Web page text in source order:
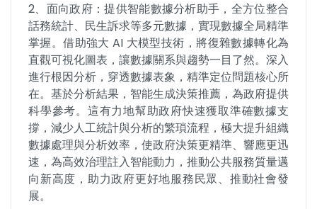
2、面向政府：提供智能數據分析助手，全方位整合
話務統計、民生訴求等多元數據，實現數據全局精準
掌握。借助強大 AI 大模型技術，將復雜數據轉化為
直觀可視化圖表，讓數據關系與趨勢一目了然。深入
進行根因分析，穿透數據表象，精準定位問題核心所
在。基於分析結果，智能生成決策推薦，為政府提供
科學參考。這有力地幫助政府快速獲取準確數據支
撐，減少人工統計與分析的繁瑣流程，極大提升組織
數據處理與分析效率，使政府決策更精準、響應更迅
速，為高效治理註入智能動力，推動公共服務質量邁
向新高度，助力政府更好地服務民眾、推動社會發
展。